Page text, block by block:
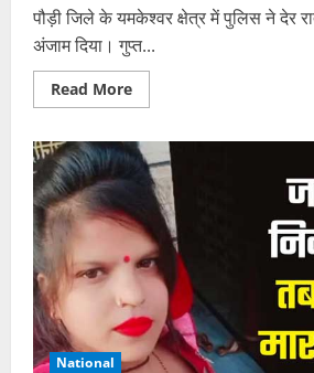
पौड़ी जिले के यमकेश्वर क्षेत्र में पुलिस ने देर
अंजाम दिया। गुप्त...
Read MoreRead
more
पुलिस
का
छापा:
भोगपुर
रिजॉर्ट
में
रेव
पार्टी
करते
37
युवक-
युवतियां
गिरफ्तार
National